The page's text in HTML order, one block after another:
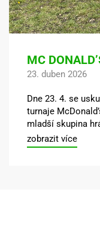
MC
23. duben 2026
Dne 23. 4. se
turnaje
mladší skupina
zobrazit více